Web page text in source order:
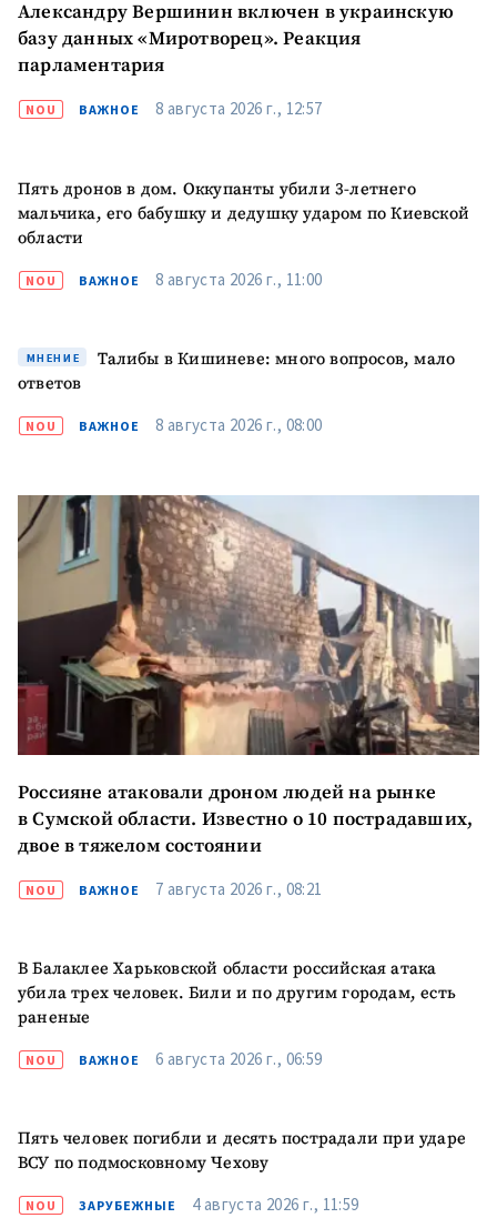
în Română in English
Александру Вершинин включен в украинскую
базу данных «Миротворец». Реакция
парламентария
NOU ВАЖНОЕ 8 августа 2026 г., 12:57
Пять дронов в дом. Оккупанты убили 3-летнего
мальчика, его бабушку и дедушку ударом по Киевской
области
NOU ВАЖНОЕ 8 августа 2026 г., 11:00
МНЕНИЕ
Талибы в Кишиневе: много вопросов, мало
ответов
NOU ВАЖНОЕ 8 августа 2026 г., 08:00
Россияне атаковали дроном людей на рынке
в Сумской области. Известно о 10 пострадавших,
двое в тяжелом состоянии
NOU ВАЖНОЕ 7 августа 2026 г., 08:21
В Балаклее Харьковской области российская атака
убила трех человек. Били и по другим городам, есть
раненые
NOU ВАЖНОЕ 6 августа 2026 г., 06:59
Пять человек погибли и десять пострадали при ударе
ВСУ по подмосковному Чехову
NOU ЗАРУБЕЖНЫЕ 4 августа 2026 г., 11:59
Заголовок новости
+ Добавить
заголовок
изображение
Текст новости
+ Добавить текст